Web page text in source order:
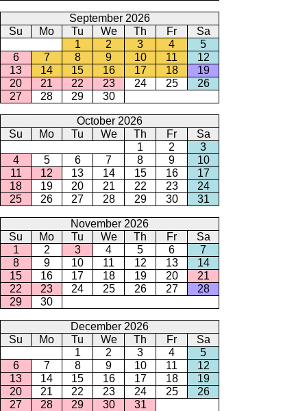
September 2026
Su
Mo Tu We Th Fr
Sa
1
2 3 4
5
6
7 8 9 10 11
12
13
14 15 16 17 18
19
20
21 22 23 24 25
26
27
28 29 30
October 2026
Su
Mo Tu We Th Fr
Sa
1
2
3
4
5 6 7 8 9
10
11
12 13 14 15 16
17
18
19 20 21 22 23
24
25
26 27 28 29 30 31
November 2026
Su
Mo Tu We Th Fr
Sa
1
2 3 4 5 6
7
8
9 10 11 12 13
14
15
16 17 18 19 20
21
22
23 24 25 26 27
28
29
30
December 2026
Su
Mo Tu We Th Fr
Sa
1
2 3 4
5
6
7 8 9 10 11
12
13
14 15 16 17 18
19
20
21 22 23 24 25
26
27
28 29 30 31